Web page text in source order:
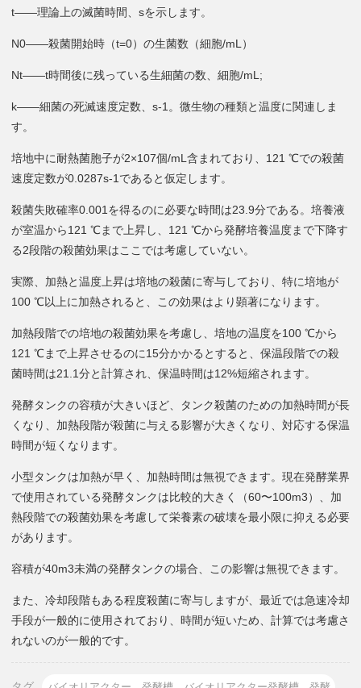
t——理論上の滅菌時間、sを示します。
N0——殺菌開始時（t=0）の生菌数（細胞/mL）
Nt——t時間後に残っている生細菌の数、細胞/mL;
k——細菌の死滅速度定数、s-1。微生物の種類と温度に関連しま
す。
培地中に耐熱菌胞子が2×107個/mL含まれており、121 ℃での殺菌
速度定数が0.0287s-1であると仮定します。
殺菌失敗確率0.001を得るのに必要な時間は23.9分である。培養液
が室温から121 ℃まで上昇し、121 ℃から発酵培養温度まで下降す
る2段階の殺菌効果はここでは考慮していない。
実際、加熱と温度上昇は培地の殺菌に寄与しており、特に培地が
100 ℃以上に加熱されると、この効果はより顕著になります。
加熱段階での培地の殺菌効果を考慮し、培地の温度を100 ℃から
121 ℃まで上昇させるのに15分かかるとすると、保温段階での殺
菌時間は21.1分と計算され、保温時間は12%短縮されます。
発酵タンクの容積が大きいほど、タンク殺菌のための加熱時間が長
くなり、加熱段階が殺菌に与える影響が大きくなり、対応する保温
時間が短くなります。
小型タンクは加熱が早く、加熱時間は無視できます。現在発酵業界
で使用されている発酵タンクは比較的大きく（60〜100m3）、加
熱段階での殺菌効果を考慮して栄養素の破壊を最小限に抑える必要
があります。
容積が40m3未満の発酵タンクの場合、この影響は無視できます。
また、冷却段階もある程度殺菌に寄与しますが、最近では急速冷却
手段が一般的に使用されており、時間が短いため、計算では考慮さ
れないのが一般的です。